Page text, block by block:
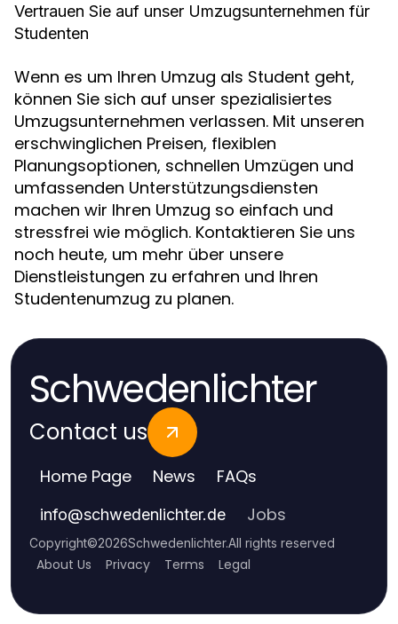
Vertrauen Sie auf unser Umzugsunternehmen für
Studenten
Wenn es um Ihren Umzug als Student geht,
können Sie sich auf unser spezialisiertes
Umzugsunternehmen verlassen. Mit unseren
erschwinglichen Preisen, flexiblen
Planungsoptionen, schnellen Umzügen und
umfassenden Unterstützungsdiensten
machen wir Ihren Umzug so einfach und
stressfrei wie möglich. Kontaktieren Sie uns
noch heute, um mehr über unsere
Dienstleistungen zu erfahren und Ihren
Studentenumzug zu planen.
Schwedenlichter
Contact us
Home Page News FAQs
info@schwedenlichter.de Jobs
Copyright©2026Schwedenlichter.All rights reserved
About Us Privacy Terms Legal